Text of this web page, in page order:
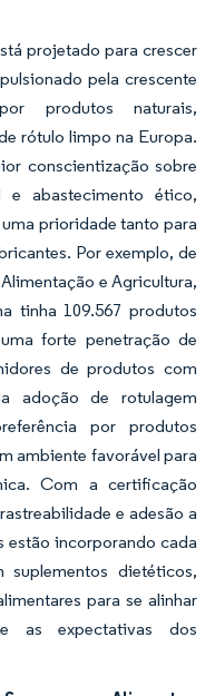
projetado para crescer
pela crescente
produtos naturais,
rótulo limpo na Europa.
conscientização sobre
e abastecimento ético,
prioridade tanto para
Por exemplo, de
e Agricultura,
tinha 109.567 produtos
forte penetração de
de produtos com
adoção de rotulagem
por produtos
ambiente favorável para
Com a certificação
e adesão a
estão incorporando cada
dietéticos,
para se alinhar
as expectativas dos